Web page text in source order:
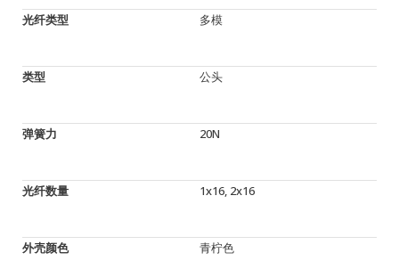
光纤类型 多模
类型 公头
弹簧力 20N
光纤数量 1x16, 2x16
外壳颜色 青柠色